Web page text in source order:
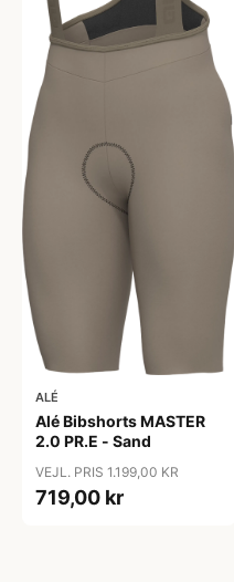
ALÉ
Alé Bibshorts MASTER
2.0 PR.E - Sand
VEJL. PRIS 1.199,00 KR
719,00 kr